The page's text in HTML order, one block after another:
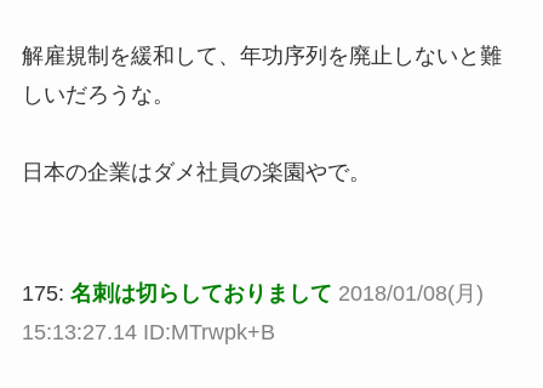
解雇規制を緩和して、年功序列を廃止しないと難
しいだろうな。
日本の企業はダメ社員の楽園やで。
175: 名刺は切らしておりまして 2018/01/08(月)
15:13:27.14 ID:MTrwpk+B